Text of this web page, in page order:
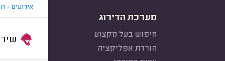
מערכת הדירוג
חיפוש בעל מקצוע
הורדת אפליקציה
אירועים>